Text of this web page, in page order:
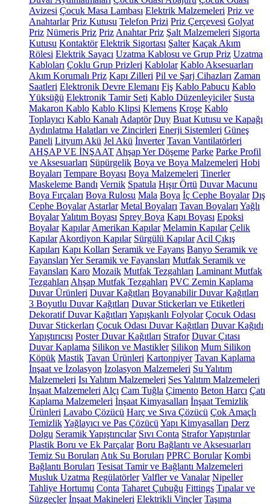
Avizesi Çocuk Masa Lambası Elektrik Malzemeleri Priz ve
Anahtarlar Priz Kutusu Telefon Prizi Priz Çerçevesi Golyat
Priz Nümeris Priz Priz Anahtar Priz Şalt Malzemeleri Sigorta
Kutusu Kontaktör Elektrik Sigortası Şalter Kaçak Akım
Rölesi Elektrik Sayacı Uzatma Kablosu ve Grup Priz Uzatma
Kabloları Çoklu Grup Prizleri Kablolar Kablo Aksesuarları
Akım Korumalı Priz Kapı Zilleri Pil ve Şarj Cihazları Zaman
Saatleri Elektronik Devre Elemanı Fiş Kablo Pabucu Kablo
Yüksüğü Elektronik Tamir Seti Kablo Düzenleyiciler Susta
Makaron Kablo Kablo Klipsi Klemens Kroşe Kablo
Toplayıcı Kablo Kanalı Adaptör Duy Buat Kutusu ve Kapağı
Aydınlatma Halatları ve Zincirleri Enerji Sistemleri Güneş
Paneli Lityum Akü Jel Akü İnverter Tavan Vantilatörleri
AHŞAP VE İNŞAAT Ahşap Yer Döşeme Parke Parke Profil
ve Aksesuarları Süpürgelik Boya ve Boya Malzemeleri Hobi
Boyaları Tempare Boyası Boya Malzemeleri Tinerler
Maskeleme Bandı Vernik Spatula Hışır Örtü Duvar Macunu
Boya Fırçaları Boya Rulosu Mala Boya İç Cephe Boyalar Dış
Cephe Boyalar Astarlar Metal Boyaları Tavan Boyaları Yağlı
BoyalarYalıtım Boyası Sprey Boya Kapı Boyası Epoksi
Boyalar Kapılar Amerikan Kapılar Melamin Kapılar Çelik
Kapılar Akordiyon Kapılar Sürgülü Kapılar Acil Çıkış
Kapıları Kapı Kolları Seramik ve Fayans Banyo Seramik ve
Fayansları Yer Seramik ve Fayansları Mutfak Seramik ve
Fayansları Karo Mozaik Mutfak Tezgahları Laminant Mutfak
Tezgahları Ahşap Mutfak Tezgahları PVC Zemin Kaplama
Duvar Ürünleri Duvar Kağıtları Boyanabilir Duvar Kağıtları
3 Boyutlu Duvar Kağıtları Duvar Stickerları ve Etiketleri
Dekoratif Duvar Kağıtları Yapışkanlı Folyolar Çocuk Odası
Duvar Stickerları Çocuk Odası Duvar Kağıtları Duvar Kağıdı
Yapıştırıcısı Poster Duvar Kağıtları Strafor Duvar Çıtası
Duvar Kaplama Silikon ve Mastikler Silikon Mum Silikon
Köpük Mastik Tavan Ürünleri Kartonpiyer Tavan Kaplama
İnşaat ve İzolasyon İzolasyon Malzemeleri Su Yalıtım
Malzemeleri Isı Yalıtım Malzemeleri Ses Yalıtım Malzemeleri
İnşaat Malzemeleri Alçı Cam Tuğla Çimento Beton Harcı Çatı
Kaplama Malzemeleri İnşaat Kimyasalları İnşaat Temizlik
Ürünleri Lavabo Çözücü Harç ve Sıva Çözücü Çok Amaçlı
TemizlikYağlayıcı ve Pas Çözücü Yapı Kimyasalları Derz
Dolgu Seramik Yapıştırıcılar Sıvı Conta Strafor Yapıştırılar
Plastik Boru ve Ek Parçalar Boru Bağlantı ve Aksesuarları
Temiz Su Boruları Atık Su Boruları PPRC Borular Kombi
Bağlantı Boruları Tesisat Tamir ve Bağlantı Malzemeleri
Musluk Uzatma Regülatörler Valfler ve Vanalar Nipeller
Tahliye Hortumu Conta Taharet Çubuğu Fittings Tıpalar ve
Süzgeçler İnşaat Makineleri Elektrikli Vinçler Taşıma